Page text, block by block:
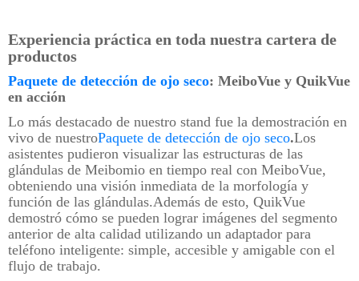
Experiencia práctica en toda nuestra cartera de
productos
Paquete de detección de ojo seco: MeiboVue y QuikVue
en acción
Lo más destacado de nuestro stand fue la demostración en
vivo de nuestroPaquete de detección de ojo seco.Los
asistentes pudieron visualizar las estructuras de las
glándulas de Meibomio en tiempo real con MeiboVue,
obteniendo una visión inmediata de la morfología y
función de las glándulas.Además de esto, QuikVue
demostró cómo se pueden lograr imágenes del segmento
anterior de alta calidad utilizando un adaptador para
teléfono inteligente: simple, accesible y amigable con el
flujo de trabajo.